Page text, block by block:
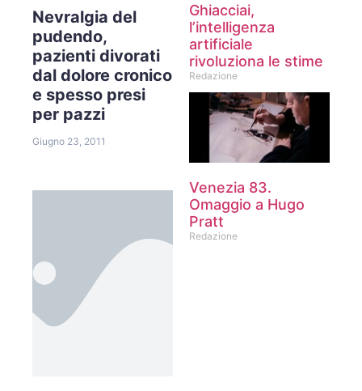
Nevralgia del
pudendo,
pazienti divorati
dal dolore cronico
e spesso presi
per pazzi
Giugno 23, 2011
Ghiacciai,
l’intelligenza
artificiale
rivoluziona le stime
Redazione
Venezia 83.
Omaggio a Hugo
Pratt
Redazione